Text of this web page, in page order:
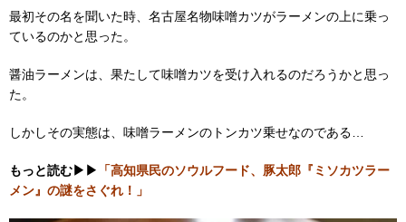
最初その名を聞いた時、名古屋名物味噌カツがラーメンの上に乗っ
ているのかと思った。
醤油ラーメンは、果たして味噌カツを受け入れるのだろうかと思っ
た。
しかしその実態は、味噌ラーメンのトンカツ乗せなのである…
もっと読む▶▶
「高知県民のソウルフード、豚太郎『ミソカツラー
メン』の謎をさぐれ！」